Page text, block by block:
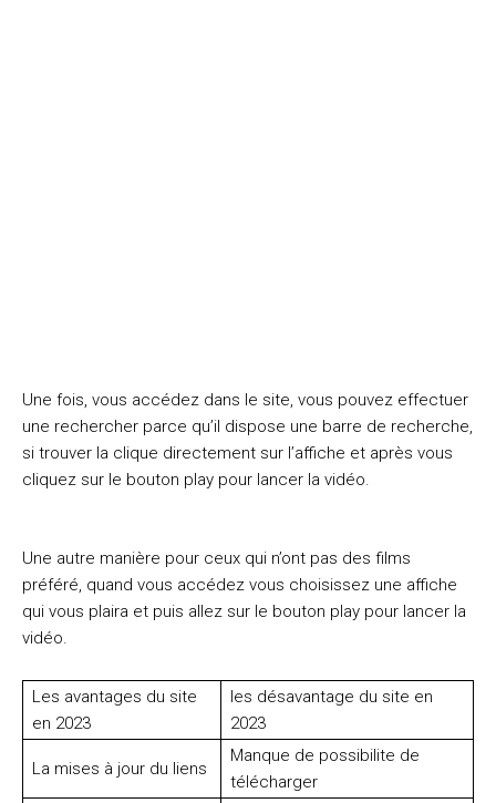
Une fois, vous accédez dans le site, vous pouvez effectuer
une rechercher parce qu’il dispose une barre de recherche,
si trouver la clique directement sur l’affiche et après vous
cliquez sur le bouton play pour lancer la vidéo.
Une autre manière pour ceux qui n’ont pas des films
préféré, quand vous accédez vous choisissez une affiche
qui vous plaira et puis allez sur le bouton play pour lancer la
vidéo.
Les avantages du site
en 2023
les désavantage du site en
2023
La mises à jour du liens
Manque de possibilite de
télécharger